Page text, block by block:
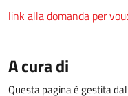
link alla domanda per
A cura di
Questa pagina è gestita